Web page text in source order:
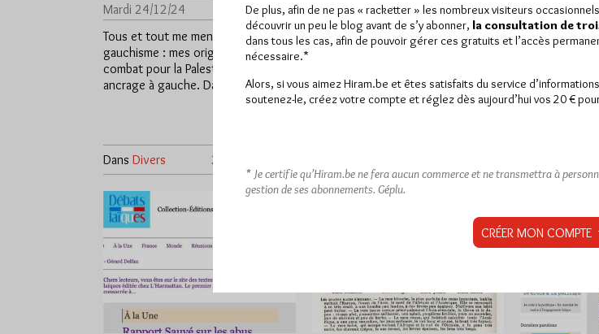
Mardi 24/12/24
Lu 1407 fois
Tous et tout me menaient à l’islamo-
gauchisme : mes origines, mon
combat pour la Palestine, mon
ancrage à gauche. Dans…
Dans Divers 2 commentaires
Jeudi 5/09/24
Lu 1429 fois
La collection Débats Laïques,
publiée par L'Harmattan, continue
: Un lotissement "chrétien" à l’Île-
Bouchard.…
Mardi 17/05/
française, ce
cinq siècles
De plus, afin de ne pas « racketter » les nombreux visiteurs
découvrir un peu le blog avant de s’y abonner, la consultation de
dans tous les cas, afin de pouvoir gérer ces gratuits et l’accès
nécessaire.*
Alors, si vous aimez Hiram.be et êtes satisfaits du service
soutenez-le, créez votre compte et réglez dès aujourd’hui vos 20 €
* Je certifie qu’Hiram.be ne fera aucun commerce et ne transmettra à
gestion de ses abonnements. Géplu.
CRÉER MON COMPTE